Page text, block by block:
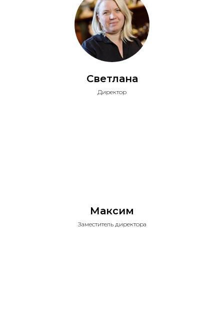
Светлана
Директор
Максим
Заместитель директора